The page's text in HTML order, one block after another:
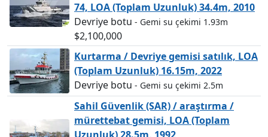
74, LOA (Toplam Uzunluk) 34.4m, 2010
Devriye botu - Gemi su çekimi 1.93m
$2,100,000
Kurtarma / Devriye gemisi satılık, LOA
(Toplam Uzunluk) 16.15m, 2022
Devriye botu - Gemi su çekimi 2.5m
Sahil Güvenlik (SAR) / araştırma /
mürettebat gemisi, LOA (Toplam